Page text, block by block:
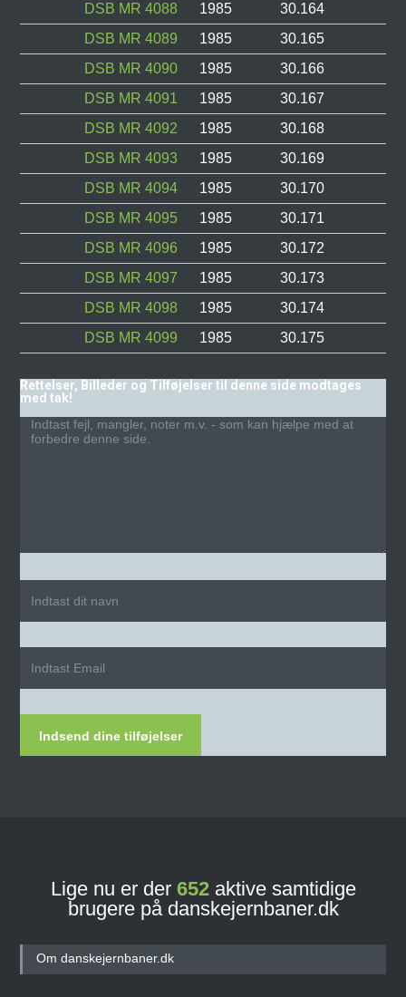
DSB MR 4088
1985
30.164
DSB MR 4089
1985
30.165
DSB MR 4090
1985
30.166
DSB MR 4091
1985
30.167
DSB MR 4092
1985
30.168
DSB MR 4093
1985
30.169
DSB MR 4094
1985
30.170
DSB MR 4095
1985
30.171
DSB MR 4096
1985
30.172
DSB MR 4097
1985
30.173
DSB MR 4098
1985
30.174
DSB MR 4099
1985 30.175
Rettelser, Billeder og Tilføjelser til denne side modtages
med tak!
Indsend dine tilføjelser
Lige nu er der 652aktive samtidige
brugere på danskejernbaner.dk
Om danskejernbaner.dk